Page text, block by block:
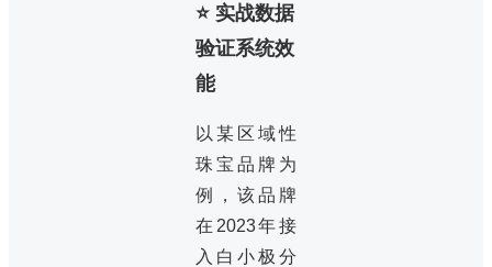
⭐ 实战数据
验证系统效
能
以某区域性
珠宝品牌为
例，该品牌
在2023年接
入白小极分